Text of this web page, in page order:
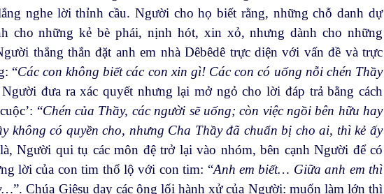
nghe lời thỉnh cầu. Người cho họ biết rằng, những chỗ danh dự
cho những kẻ bè phái, nịnh hót, xin xỏ, nhưng dành cho những
thẳng thắn đặt anh em nhà Dêbêdê trực diện với vấn đề và trực
“Các con không biết các con xin gì! Các con có uống nỗi chén Thầy
Người đưa ra xác quyết nhưng lại mở ngỏ cho lời đáp trả bằng cách
“Chén của Thầy, các người sẽ uống; còn việc ngồi bên hữu hay
không có quyền cho, nhưng Cha Thầy đã chuẩn bị cho ai, thì kẻ ấy
Người qui tụ các môn đệ trở lại vào nhóm, bên cạnh Người để có
lời của con tim thổ lộ với con tim: “Anh em biết… Giữa anh em thì
”. Chúa Giêsu dạy các ông lối hành xử của Người: muốn làm lớn thì